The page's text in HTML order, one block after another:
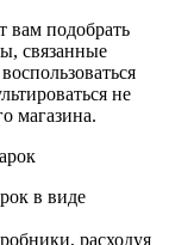
вам подобрать
связанные
не
магазина.
в виде
расходуя